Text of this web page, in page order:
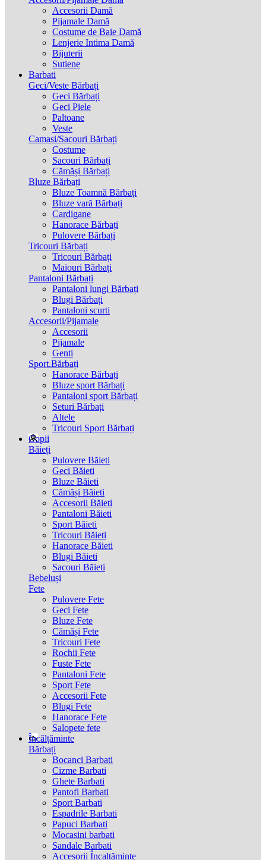
Accesorii Damă
Pijamale Damă
Costume de Baie Damă
Lenjerie Intima Damă
Bijuterii
Sutiene
Barbati
Geci/Veste Bărbați
Geci Bărbați
Geci Piele
Paltoane
Veste
Camasi/Sacouri Bărbați
Costume
Sacouri Bărbați
Cămăși Bărbați
Bluze Bărbați
Bluze Toamnă Bărbați
Bluze vară Bărbați
Cardigane
Hanorace Bărbați
Pulovere Bărbați
Tricouri Bărbați
Tricouri Bărbați
Maiouri Bărbați
Pantaloni Bărbați
Pantaloni lungi Bărbați
Blugi Bărbați
Pantaloni scurti
Accesorii/Pijamale
Accesorii
Pijamale
Genti
Sport.Bărbați
Hanorace Bărbați
Bluze sport Bărbați
Pantaloni sport Bărbați
Seturi Bărbați
Altele
Tricouri Sport Bărbați
Copii
Băieți
Pulovere Băieti
Geci Băieti
Bluze Băieti
Cămăși Băieti
Accesorii Băieti
Pantaloni Băieti
Sport Băieti
Tricouri Băieti
Hanorace Băieti
Blugi Băieti
Sacouri Băieti
Bebeluși
Fete
Pulovere Fete
Geci Fete
Bluze Fete
Cămăși Fete
Tricouri Fete
Rochii Fete
Fuste Fete
Pantaloni Fete
Sport Fete
Accesorii Fete
Blugi Fete
Hanorace Fete
Salopete fete
Încălțăminte
Bărbați
Bocanci Barbati
Cizme Barbati
Ghete Barbati
Pantofi Barbati
Sport Barbati
Espadrile Barbati
Papuci Barbati
Mocasini barbati
Sandale Barbati
Accesorii Încaltăminte